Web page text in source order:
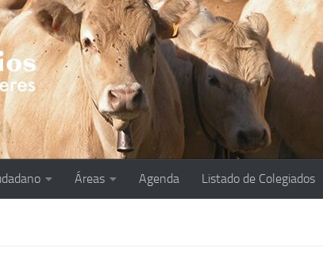
Áreas Agenda Listado de Colegiados